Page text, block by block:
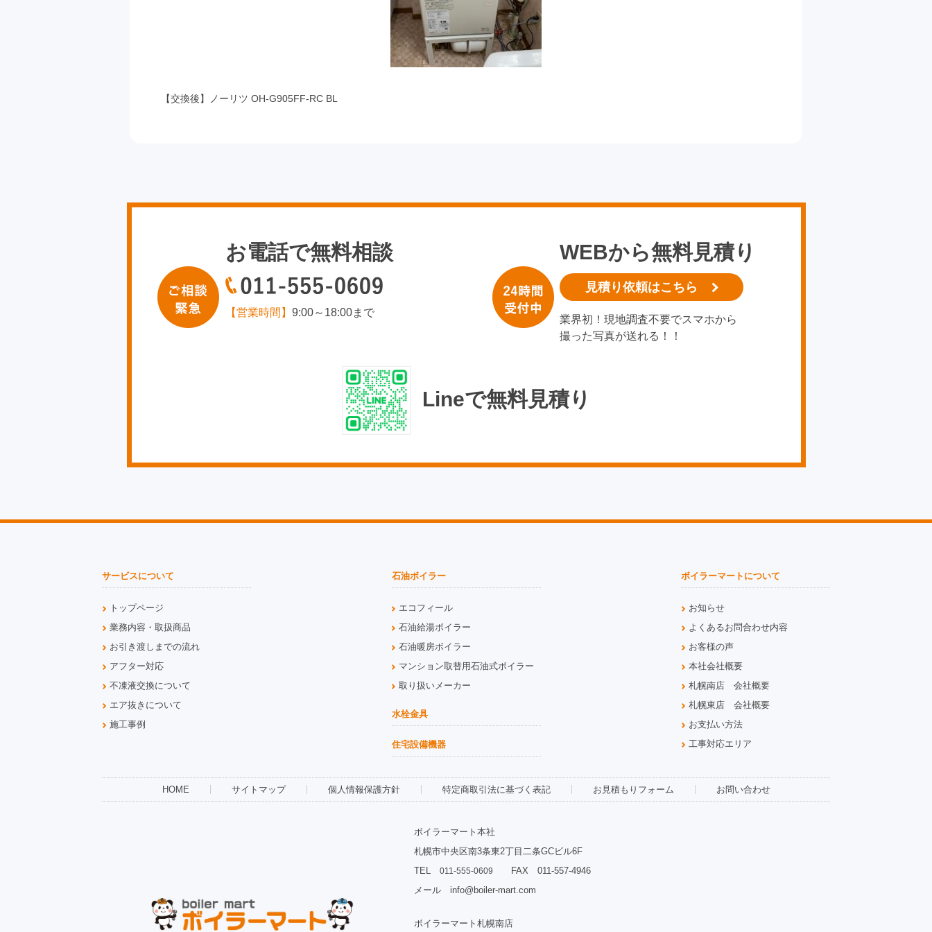
【交換後】ノーリツ OH-G905FF-RC BL
お電話で無料相談
【営業時間】 9:00～18:00まで
WEBから無料見積り
見積り依頼はこちら
業界初！現地調査不要でスマホから
撮った写真が送れる！！
Lineで無料見積り
サービスについて
トップページ
業務内容・取扱商品
お引き渡しまでの流れ
アフター対応
不凍液交換について
エア抜きについて
施工事例
石油ボイラー
エコフィール
石油給湯ボイラー
石油暖房ボイラー
マンション取替用石油式ボイラー
取り扱いメーカー
水栓金具
住宅設備機器
ボイラーマートについて
お知らせ
よくあるお問合わせ内容
お客様の声
本社会社概要
札幌南店 会社概要
札幌東店 会社概要
お支払い方法
工事対応エリア
HOME サイトマップ 個人情報保護方針 特定商取引法に基づく表記 お見積もりフォーム お問い合わせ
ボイラーマート本社
札幌市中央区南3条東2丁目二条GCビル6F
TEL 011-555-0609
FAX 011-557-4946
メール info@boiler-mart.com
ボイラーマート札幌南店